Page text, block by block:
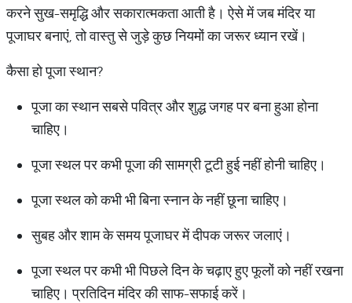
करने सुख-समृद्धि और सकारात्मकता आती है। ऐसे में जब मंदिर या
पूजाघर बनाएं, तो वास्तु से जुड़े कुछ नियमों का जरूर ध्यान रखें।
कैसा हो पूजा स्थान?
पूजा का स्थान सबसे पवित्र और शुद्ध जगह पर बना हुआ होना
चाहिए।
पूजा स्थल पर कभी पूजा की सामग्री टूटी हुई नहीं होनी चाहिए।
पूजा स्थल को कभी भी बिना स्नान के नहीं छूना चाहिए।
सुबह और शाम के समय पूजाघर में दीपक जरूर जलाएं।
पूजा स्थल पर कभी भी पिछले दिन के चढ़ाए हुए फूलों को नहीं रखना
चाहिए। प्रतिदिन मंदिर की साफ-सफाई करें।